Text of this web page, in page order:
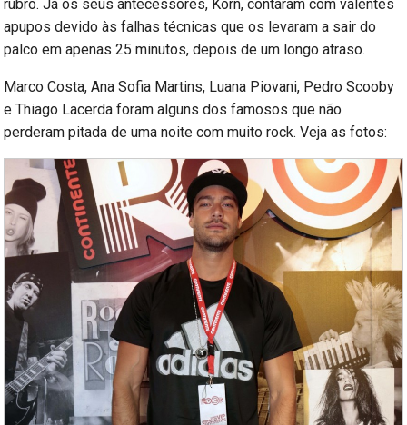
rubro. Já os seus antecessores, Korn, contaram com valentes
apupos devido às falhas técnicas que os levaram a sair do
palco em apenas 25 minutos, depois de um longo atraso.
Marco Costa, Ana Sofia Martins, Luana Piovani, Pedro Scooby
e Thiago Lacerda foram alguns dos famosos que não
perderam pitada de uma noite com muito rock. Veja as fotos: